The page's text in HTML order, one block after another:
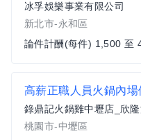
冰孚娛樂事業有限公司
新北市-永和區
論件計酬(每件) 1,500 至
高薪正職人員火鍋內
錄鼎記火鍋雞中壢店_欣
桃園市-中壢區